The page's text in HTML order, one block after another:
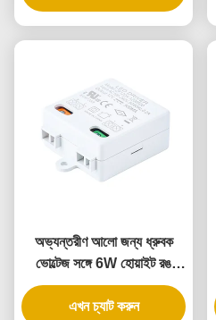
অভ্যন্তরীণ আলো জন্য ধ্রুবক
ভোল্টেজ সঙ্গে 6W হোয়াইট রঙ
IP20 প্লাস্টিক LED ড্রাইভার
এখন চ্যাট করুন